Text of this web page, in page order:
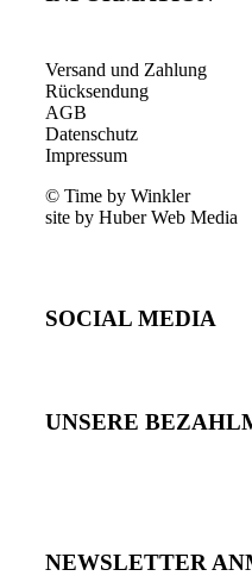
Versand und Zahlung
Rücksendung
AGB
Datenschutz
Impressum
© Time by Winkler
site by Huber Web Media
SOCIAL MEDIA
UNSERE
NEWSLETTER